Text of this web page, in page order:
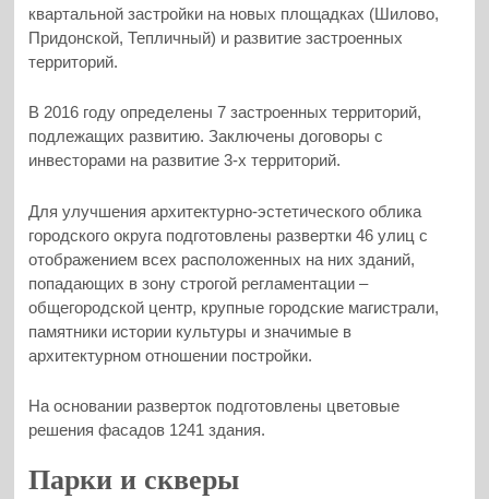
квартальной застройки на новых площадках (Шилово,
Придонской, Тепличный) и развитие застроенных
территорий.
В 2016 году определены 7 застроенных территорий,
подлежащих развитию. Заключены договоры с
инвесторами на развитие 3-х территорий.
Для улучшения архитектурно-эстетического облика
городского округа подготовлены развертки 46 улиц с
отображением всех расположенных на них зданий,
попадающих в зону строгой регламентации –
общегородской центр, крупные городские магистрали,
памятники истории культуры и значимые в
архитектурном отношении постройки.
На основании разверток подготовлены цветовые
решения фасадов 1241 здания.
Парки и скверы